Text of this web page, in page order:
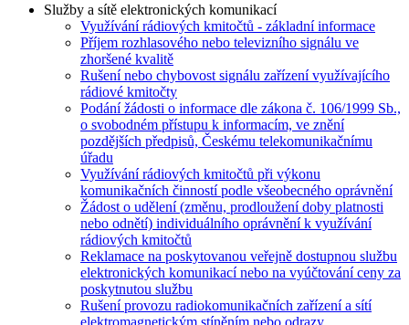
Služby a sítě elektronických komunikací
Využívání rádiových kmitočtů - základní informace
Příjem rozhlasového nebo televizního signálu ve
zhoršené kvalitě
Rušení nebo chybovost signálu zařízení využívajícího
rádiové kmitočty
Podání žádosti o informace dle zákona č. 106/1999 Sb.,
o svobodném přístupu k informacím, ve znění
pozdějších předpisů, Českému telekomunikačnímu
úřadu
Využívání rádiových kmitočtů při výkonu
komunikačních činností podle všeobecného oprávnění
Žádost o udělení (změnu, prodloužení doby platnosti
nebo odnětí) individuálního oprávnění k využívání
rádiových kmitočtů
Reklamace na poskytovanou veřejně dostupnou službu
elektronických komunikací nebo na vyúčtování ceny za
poskytnutou službu
Rušení provozu radiokomunikačních zařízení a sítí
elektromagnetickým stíněním nebo odrazy